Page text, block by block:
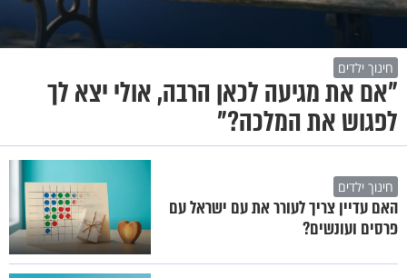
חינוך ילדים
"אם את מגיעה לכאן הרבה, אולי יצא לך
לפגוש את המלכה?"
חינוך ילדים
האם עדיין צריך לעורר את עם ישראל עם
פרסים ועונשים?